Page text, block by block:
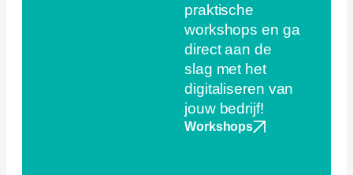
praktische
workshops en ga
direct aan de
slag met het
digitaliseren van
jouw bedrijf!
Workshops